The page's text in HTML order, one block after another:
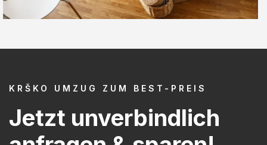
KRŠKO UMZUG ZUM BEST-PREIS
Jetzt unverbindlich